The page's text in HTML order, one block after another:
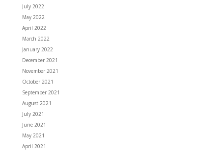
July 2022
May 2022
April 2022
March 2022
January 2022
December 2021
November 2021
October 2021
September 2021
August 2021
July 2021
June 2021
May 2021
April 2021